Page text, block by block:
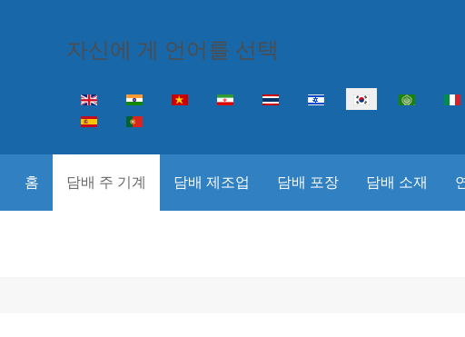
자신에 게 언어를 선택
Select your language
홈 담배 주 기계 담배 제조업 담배 포장 담배 소재